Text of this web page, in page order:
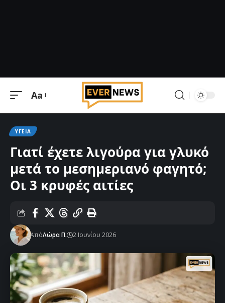
Μεγέθυνση
Aa
ΥΓΕΊΑ
Γιατί έχετε λιγούρα για γλυκό
μετά το μεσημεριανό φαγητό;
Οι 3 κρυφές αιτίες
ΑπόΛώρα Π. 2 Ιουνίου 2026